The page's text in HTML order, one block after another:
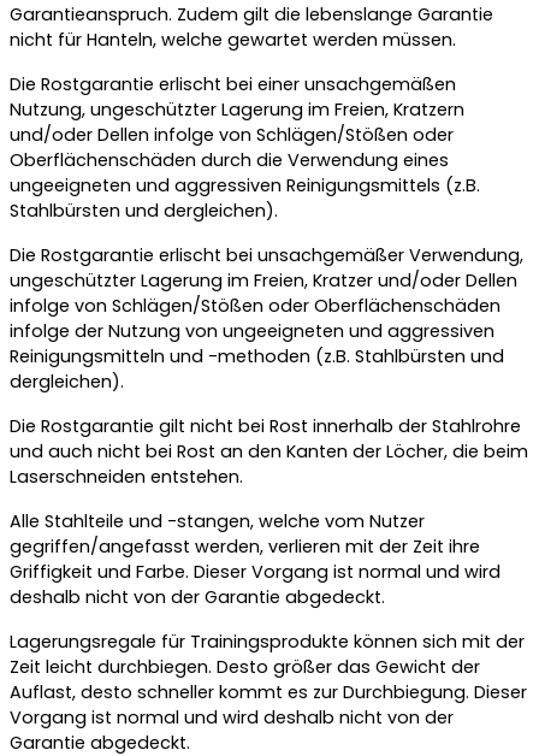
Garantieanspruch. Zudem gilt die lebenslange Garantie
nicht für Hanteln, welche gewartet werden müssen.
Die Rostgarantie erlischt bei einer unsachgemäßen
Nutzung, ungeschützter Lagerung im Freien, Kratzern
und/oder Dellen infolge von Schlägen/Stößen oder
Oberflächenschäden durch die Verwendung eines
ungeeigneten und aggressiven Reinigungsmittels (z.B.
Stahlbürsten und dergleichen).
Die Rostgarantie erlischt bei unsachgemäßer Verwendung,
ungeschützter Lagerung im Freien, Kratzer und/oder Dellen
infolge von Schlägen/Stößen oder Oberflächenschäden
infolge der Nutzung von ungeeigneten und aggressiven
Reinigungsmitteln und -methoden (z.B. Stahlbürsten und
dergleichen).
Die Rostgarantie gilt nicht bei Rost innerhalb der Stahlrohre
und auch nicht bei Rost an den Kanten der Löcher, die beim
Laserschneiden entstehen.
Alle Stahlteile und -stangen, welche vom Nutzer
gegriffen/angefasst werden, verlieren mit der Zeit ihre
Griffigkeit und Farbe. Dieser Vorgang ist normal und wird
deshalb nicht von der Garantie abgedeckt.
Lagerungsregale für Trainingsprodukte können sich mit der
Zeit leicht durchbiegen. Desto größer das Gewicht der
Auflast, desto schneller kommt es zur Durchbiegung. Dieser
Vorgang ist normal und wird deshalb nicht von der
Garantie abgedeckt.